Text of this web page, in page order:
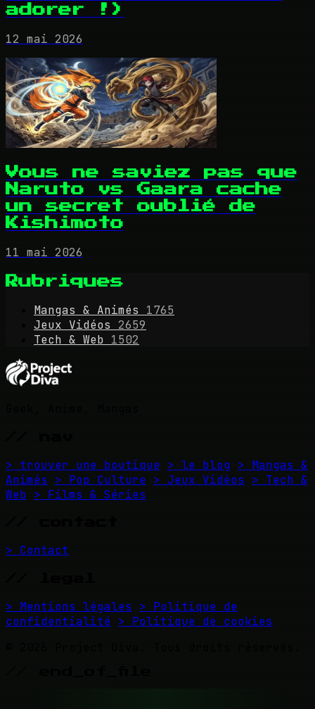
adorer !)
12 mai 2026
Vous ne saviez pas que
Naruto vs Gaara cache
un secret oublié de
Kishimoto
11 mai 2026
Rubriques
Mangas & Animés
1765
Jeux Vidéos
2659
Tech & Web 1502
> trouver une boutique > le blog > Mangas &
Animés
> Pop Culture > Jeux Vidéos
> Tech &
Web > Films & Séries
> Contact
> Mentions légales
> Politique de
confidentialité > Politique de cookies